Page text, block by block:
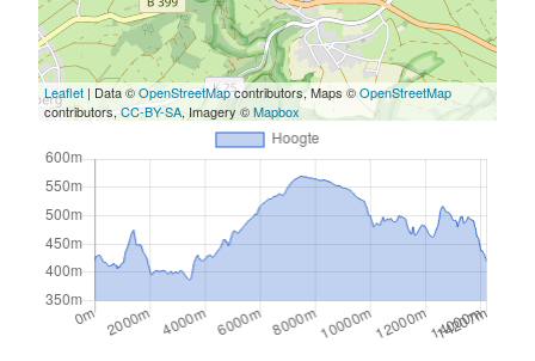
Leaflet | Data ©OpenStreetMapcontributors, Maps ©OpenStreetMap
contributors,CC-BY-SA, Imagery ©Mapbox